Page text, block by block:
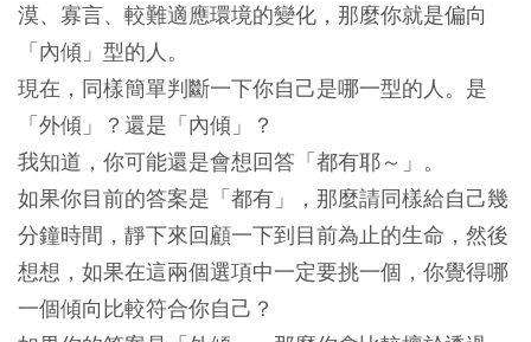
漠、寡言、較難適應環境的變化，那麼你就是偏向
「內傾」型的人。
現在，同樣簡單判斷一下你自己是哪一型的人。是
「外傾」？還是「內傾」？
我知道，你可能還是會想回答「都有耶～」。
如果你目前的答案是「都有」，那麼請同樣給自己幾
分鐘時間，靜下來回顧一下到目前為止的生命，然後
想想，如果在這兩個選項中一定要挑一個，你覺得哪
一個傾向比較符合你自己？